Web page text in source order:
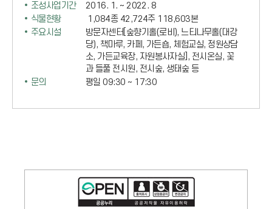
조성사업기간
2016. 1. ~ 2022. 8
식물현황
1,084종 42,724주 118,603본
주요시설
방문자센터[숲향기홀(로비), 느티나무홀(대강
당), 책마루, 카페, 가든숍, 체험교실, 정원상담
소, 가든교육장, 자원봉사자실], 전시온실, 꽃
과 들풀 전시원, 전시숲, 생태숲 등
문의
평일 09:30 ~ 17:30